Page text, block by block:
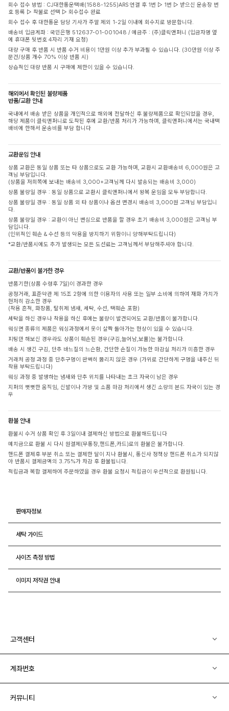
회수 접수 방법 : CJ대한통운택배(1588-1255)ARS 연결 후 1번 ▷ 1번 ▷ 받으신 운송장 번
호 등록 ▷ 착불로 선택 ▷ 회수접수 완료
회수 접수 후 대한통운 담당 기사가 주말 제외 1-2일 이내에 회수지로 방문합니다.
배송비 입금계좌 : 국민은행 512637-01-001048 / 예금주 : (주)클릭앤퍼니 (입금자명 옆
에 휴대폰 뒷번호 4자리 기재 요청)
대량 구매 후 반품 시 반품 수거 비용이 1만원 이상 추가 부과될 수 있습니다. (30만원 이상 주
문건/상품 개수 70% 이상 반품 시)
상습적인 대량 반품 시 구매에 제한이 있을 수 있습니다.
해외에서 확인된 불량제품
반품/교환 안내
국내에서 배송 받은 상품을 개인적으로 해외에 전달하신 후 불량제품으로 확인되었을 경우,
해당 제품이 클릭앤퍼니로 도착된 후에 교환/반품 처리가 가능하며, 클릭앤퍼니에서는 국내택
배비에 한해서 운송비를 부담 합니다
교환운임 안내
상품 교환은 동일 상품 또는 타 상품으로도 교환 가능하며, 교환시 교환배송비 6,000원은 고
객님 부담입니다.
(상품을 저희쪽에 보내는 배송비 3,000+고객님께 다시 발송되는 배송비 3,000)
상품 불량일 경우 : 동일 상품으로 교환시 클릭앤퍼니에서 왕복 운임을 모두 부담합니다.
상품 불량일 경우 : 동일 상품 외 타 상품이나 옵션 변경시 배송비 3,000원 고객님 부담입니
다.
상품 불량일 경우 : 교환이 아닌 변심으로 반품을 할 경우 초기 배송비 3,000원은 고객님 부
담입니다.
(인위적인 훼손 & 수선 등의 악용을 방지하기 위함이니 양해부탁드립니다)
*교환/반품시에도 추가 발생되는 모든 도선료는 고객님께서 부담해주셔야 합니다.
교환/반품이 불가한 경우
반품기한(상품 수령후 7일)이 경과한 경우
공정거래, 표준약관 제 15조 2항에 의한 이용자의 사용 또는 일부 소비에 의하여 재화 가치가
현저히 감소한 경우
(착용 흔적, 화장품, 탈취제 냄새, 세탁, 수선, 택훼손 포함)
세탁을 하신 경우나 착용을 하신 후에는 불량이 발견되어도 교환/반품이 불가합니다.
워싱면 종류의 제품은 워싱과정에서 옷이 살짝 돌아가는 현상이 있을 수 있습니다.
피팅만 해보신 경우라도 상품이 훼손된 경우(구김,늘어남,보풀)는 불가합니다.
배송 시 생긴 구김, 단추 바느질의 느슨함, 간단한 손질이 가능한 마감실 처리가 미흡한 경우
거래처 공정 과정 중 단추구멍이 완벽히 뚫리지 않은 경우 (가위로 간단하게 구멍을 내주신 뒤
착용 부탁드립니다)
워싱 과정 중 발생하는 냄새와 단추 위치를 나타내는 초크 자국이 남은 경우
지퍼의 뻣뻣한 움직임, 신발이나 가방 및 소품 마감 처리에서 생긴 소량의 본드 자국이 있는 경
우
환불 안내
환불시 수거 상품 확인 후 3일이내 결제하신 방법으로 환불해드립니다
예치금으로 환불 시 다시 원결제(무통장,핸드폰,카드)로의 환불은 불가합니다.
핸드폰 결제후 부분 취소 또는 결제한 달이 지나 환불시, 통신사 정책상 핸드폰 취소가 되지않
아 반품시 결제금액의 3.75%가 차감 후 환불됩니다.
적립금과 복합 결제하여 주문하였을 경우 환불 요청시 적립금이 우선적으로 환원됩니다.
판매자정보
세탁 가이드
사이즈 측정 방법
이미지 저작권 안내
고객센터
계좌번호
커뮤니티